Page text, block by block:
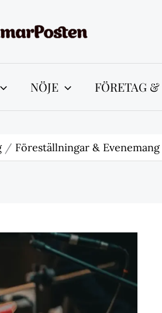
NÖJE FÖRETAG
Föreställningar & Evenemang